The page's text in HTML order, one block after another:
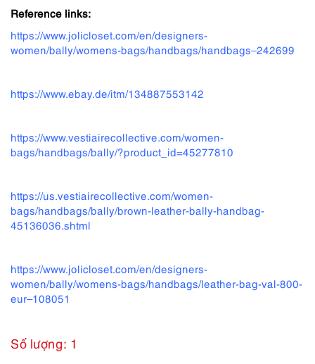
Reference links:
https://www.jolicloset.com/en/designers-
women/bally/womens-bags/handbags/handbags–242699
https://www.ebay.de/itm/134887553142
https://www.vestiairecollective.com/women-
bags/handbags/bally/?product_id=45277810
https://us.vestiairecollective.com/women-
bags/handbags/bally/brown-leather-bally-handbag-
45136036.shtml
https://www.jolicloset.com/en/designers-
women/bally/womens-bags/handbags/leather-bag-val-800-
eur–108051
Số lượng: 1